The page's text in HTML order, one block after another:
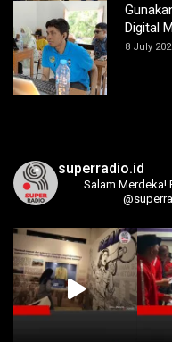
Digital
8 July
superradio.id
Salam Merdeka!